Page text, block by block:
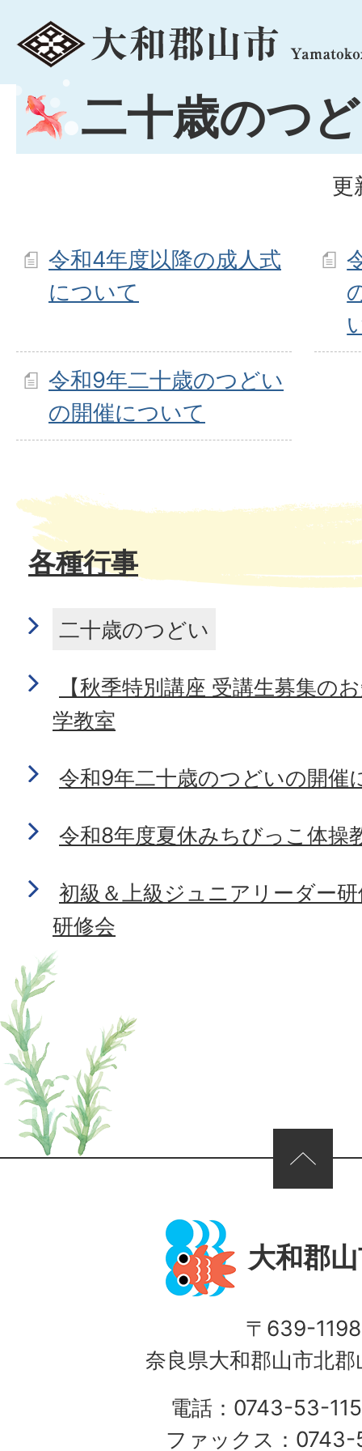
menu
二十歳のつ
更
令和4年度以降の成人式
について
令和9年二十歳のつどい
の開催について
各種行事
二十歳のつどい
【秋季特別講座 受講生募集の
学教室
令和9年二十歳のつどいの開催
令和8年度夏休みちびっこ体操
初級＆上級ジュニアリーダー
研修会
ページの先頭へ
大和郡
〒639-1198
奈良県大和郡山市北
電話：0743-53-
ファックス：